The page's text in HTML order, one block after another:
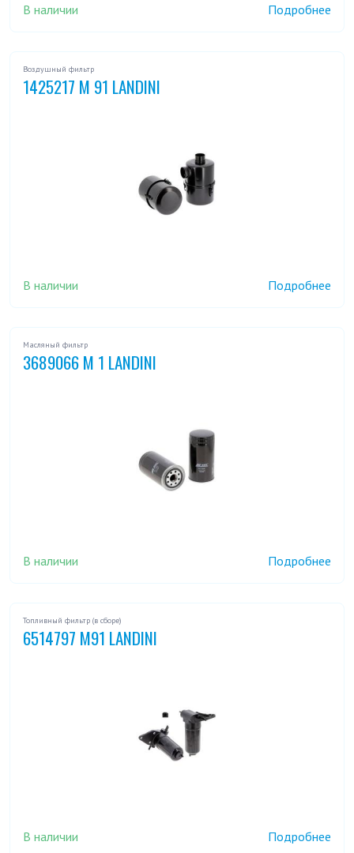
В наличии Подробнее
Воздушный фильтр
1425217 M 91 LANDINI
В наличии Подробнее
Масляный фильтр
3689066 M 1 LANDINI
В наличии Подробнее
Топливный фильтр (в сборе)
6514797 M91 LANDINI
В наличии Подробнее